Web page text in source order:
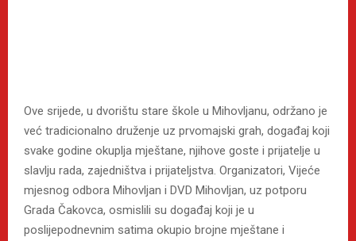
Ove srijede, u dvorištu stare škole u Mihovljanu, održano je
već tradicionalno druženje uz prvomajski grah, događaj koji
svake godine okuplja mještane, njihove goste i prijatelje u
slavlju rada, zajedništva i prijateljstva. Organizatori, Vijeće
mjesnog odbora Mihovljan i DVD Mihovljan, uz potporu
Grada Čakovca, osmislili su događaj koji je u
poslijepodnevnim satima okupio brojne mještane i